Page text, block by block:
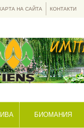
БИОМАНИЯ
НА САЙТА КОНТАКТИ